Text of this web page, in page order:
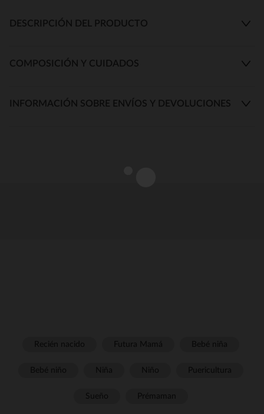
DESCRIPCIÓN DEL PRODUCTO
COMPOSICIÓN Y CUIDADOS
INFORMACIÓN SOBRE ENVÍOS Y DEVOLUCIONES